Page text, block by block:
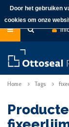
Home Tags
Door het gebruiken
cookies om onze